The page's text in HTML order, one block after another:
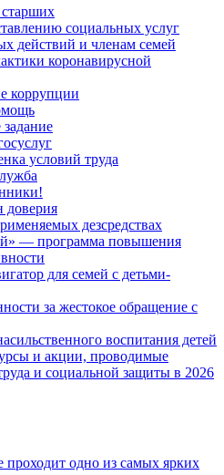
социальных услуг
действий и членам семей
коронавирусной
коррупции
задание
условий труда
доверия
дезсредствах
— программа повышения
для семей с детьми-
за жестокое обращение с
воспитания детей
и акции, проводимые
и социальной защиты в 2026
проходит одно из самых ярких